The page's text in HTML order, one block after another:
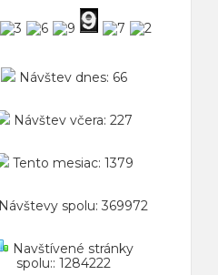
Návštev dnes: 66
Návštev včera: 227
Tento mesiac: 1379
spolu: 369972
Navštívené stránky
spolu:: 1284222